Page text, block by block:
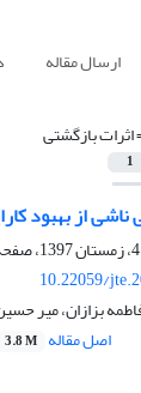
ارسال مقاله
اثرات بازگشتی
1
ناشی از بهبود
10.22059/
بزازان، میر
اصل مقاله 3.8 M